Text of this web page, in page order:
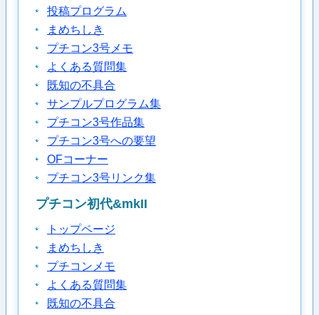
投稿プログラム
まめちしき
プチコン3号メモ
よくある質問集
既知の不具合
サンプルプログラム集
プチコン3号作品集
プチコン3号への要望
OFコーナー
プチコン3号リンク集
プチコン初代&mkII
トップページ
まめちしき
プチコンメモ
よくある質問集
既知の不具合